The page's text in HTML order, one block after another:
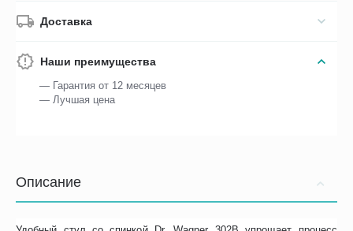
Доставка
Наши преимущества
— Гарантия от 12 месяцев
— Лучшая цена
Описание